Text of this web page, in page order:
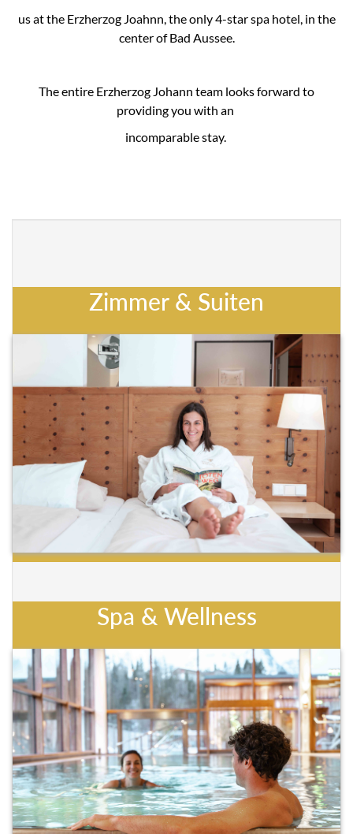
us at the Erzherzog Joahnn, the only 4-star spa hotel, in the
center of Bad Aussee.
The entire Erzherzog Johann team looks forward to
providing you with an
incomparable stay.
Zimmer & Suiten
Spa & Wellness